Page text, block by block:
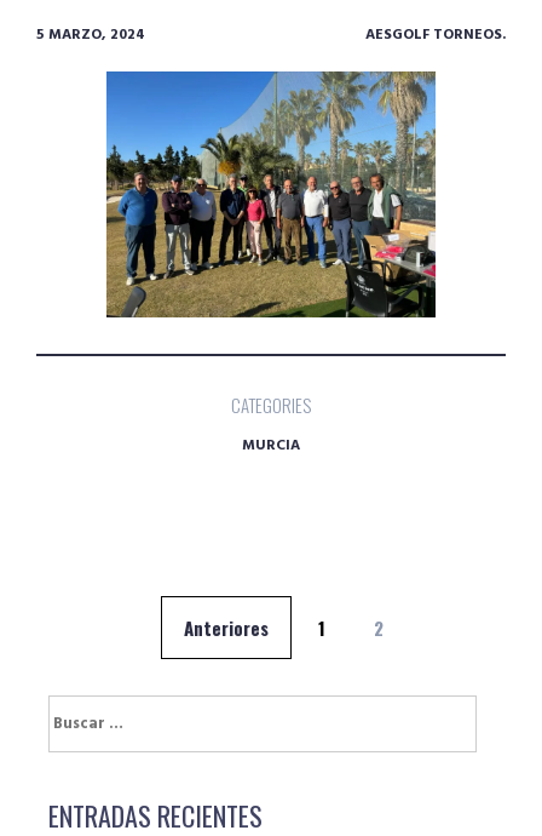
5 MARZO, 2024 AESGOLF TORNEOS.
CATEGORIES
MURCIA
Navegación
entradas
Anteriores 1 2
Buscar:
ENTRADAS RECIENTES